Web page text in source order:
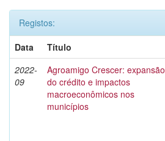
Registos:
Data
Título
2022-
09
Agroamigo Crescer: expansão
do crédito e impactos
macroeconômicos nos
municípios